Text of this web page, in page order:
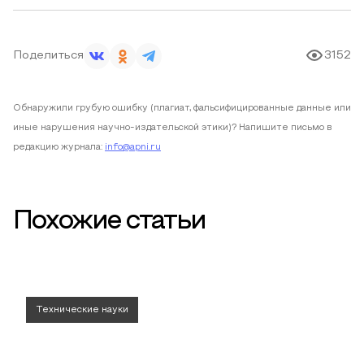
Поделиться 3152
Обнаружили грубую ошибку (плагиат, фальсифицированные данные или
иные нарушения научно-издательской этики)? Напишите письмо в
редакцию журнала: info@apni.ru
Похожие статьи
Технические науки